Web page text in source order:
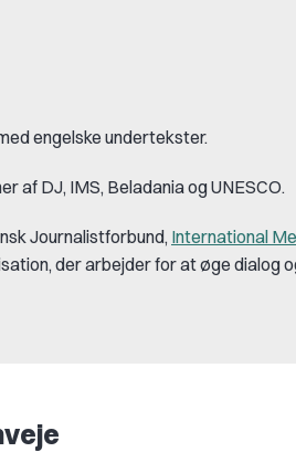
engelske undertekster.
af DJ, IMS, Beladania og UNESCO.
Journalistforbund, International
der arbejder for at øge dialog